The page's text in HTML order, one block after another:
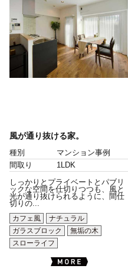
風が通り抜ける家。
種別
マンション事例
間取り
1LDK
しっかりとプライベートとパブリ
ックな空間を仕切りつつも、風と
光が通り抜けられるように、間仕
切りの...
カフェ風
ナチュラル
ガラスブロック
無垢の木
スローライフ